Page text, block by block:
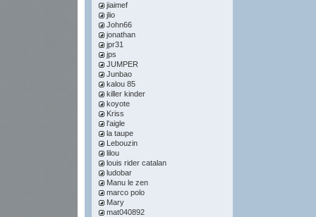
jiaimef
jlio
John66
jonathan
jpr31
jps
JUMPER
Junbao
kalou 85
killer kinder
koyote
Kriss
l'aigle
la taupe
Lebouzin
lilou
louis rider catalan
ludobar
Manu le zen
marco polo
Mary
mat040892